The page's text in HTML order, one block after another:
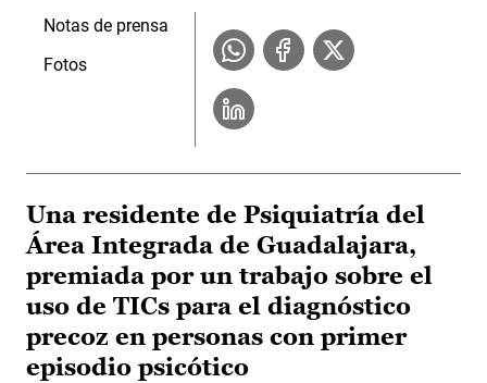
Notas de prensa
Fotos
Una residente de Psiquiatría del
Área Integrada de Guadalajara,
premiada por un trabajo sobre el
uso de TICs para el diagnóstico
precoz en personas con primer
episodio psicótico